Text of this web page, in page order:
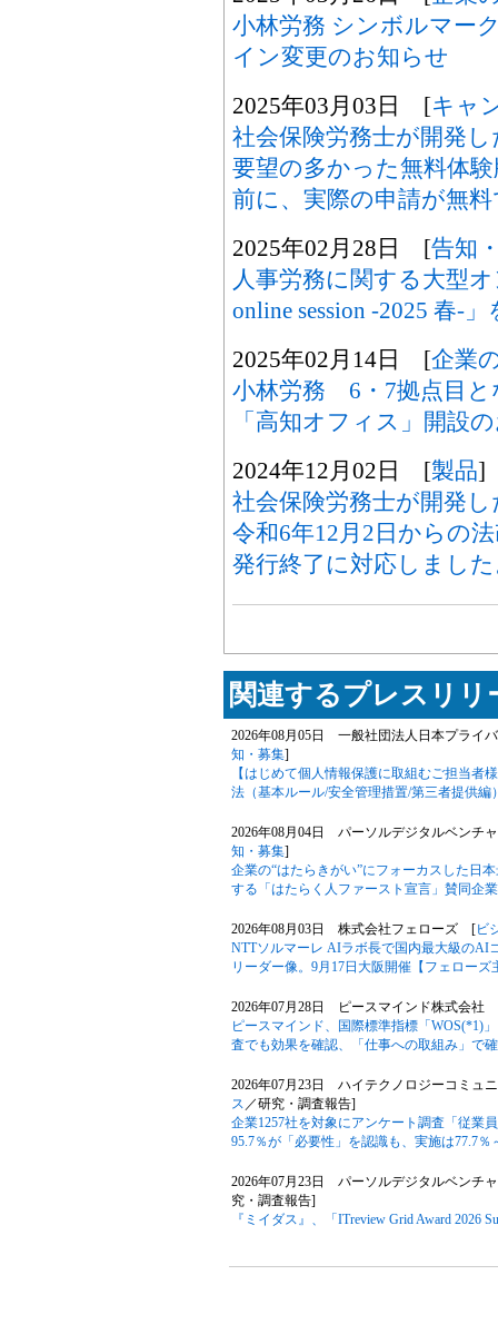
小林労務 シンボルマー
イン変更のお知らせ
2025年03月03日 [キャ
社会保険労務士が開発し
要望の多かった無料体
前に、実際の申請が無
2025年02月28日 [告知
人事労務に関する大型
online session -2025 春-
2025年02月14日 [企業
小林労務 6・7拠点目と
「高知オフィス」開設
2024年12月02日 [製品]
社会保険労務士が開発し
令和6年12月2日からの
発行終了に対応しまし
関連するプレスリリ
2026年08月05日 一般社団法人日本プライ
知・募集]
【はじめて個人情報保護に取組むご担当者
法（基本ルール/安全管理措置/第三者提供
2026年08月04日 パーソルデジタルベンチ
知・募集]
企業の“はたらきがい”にフォーカスした日
する「はたらく人ファースト宣言」賛同企
2026年08月03日 株式会社フェローズ [ビ
NTTソルマーレ AIラボ長で国内最大級のAI
リーダー像。9月17日大阪開催【フェローズ
2026年07月28日 ピースマインド株式会社
ピースマインド、国際標準指標「WOS(*1)
査でも効果を確認、「仕事への取組み」で
2026年07月23日 ハイテクノロジーコミュ
ス ／研究・調査報告]
企業1257社を対象にアンケート調査「従業
95.7％が「必要性」を認識も、実施は77.7％
2026年07月23日 パーソルデジタルベンチ
究・調査報告]
『ミイダス』、「ITreview Grid Award 2026